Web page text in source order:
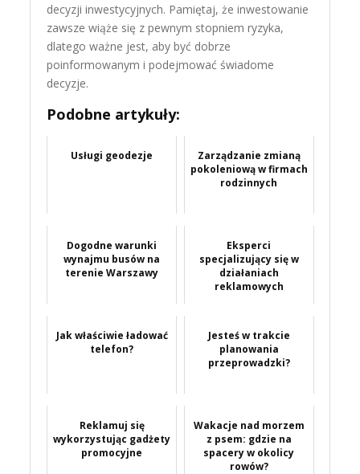
decyzji inwestycyjnych. Pamiętaj, że inwestowanie
zawsze wiąże się z pewnym stopniem ryzyka,
dlatego ważne jest, aby być dobrze
poinformowanym i podejmować świadome
decyzje.
Podobne artykuły:
Usługi geodezje
Zarządzanie zmianą
pokoleniową w firmach
rodzinnych
Dogodne warunki
wynajmu busów na
terenie Warszawy
Eksperci
specjalizujący się w
działaniach
reklamowych
Jak właściwie ładować
telefon?
Jesteś w trakcie
planowania
przeprowadzki?
Reklamuj się
wykorzystując gadżety
promocyjne
Wakacje nad morzem
z psem: gdzie na
spacery w okolicy
rowów?